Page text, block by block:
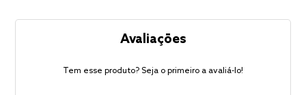
Avaliações
Tem esse produto? Seja o primeiro a avaliá-lo!